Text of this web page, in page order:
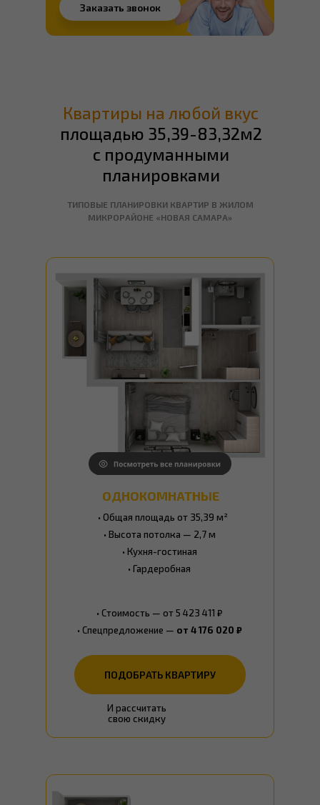
ПОДОБРАТЬ КВАРТИРУ
ПОДРОБНЕЕ ОБ АКЦИИ
Заказать звонок
Квартиры на любой вкус
площадью 35,39-83,32м2
с продуманными
планировками
ТИПОВЫЕ ПЛАНИРОВКИ КВАРТИР В ЖИЛОМ
МИКРОРАЙОНЕ «НОВАЯ САМАРА»
ОДНОКОМНАТНЫЕ
• Общая площадь от 35,39 м²
• Высота потолка — 2,7 м
• Кухня-гостиная
• Гардеробная
• Стоимость — от 5 423 411 ₽
• Спецпредложение — от 4 176 020 ₽
ПОДОБРАТЬ КВАРТИРУ
И рассчитать
свою скидку